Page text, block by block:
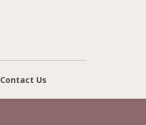
Contact Us